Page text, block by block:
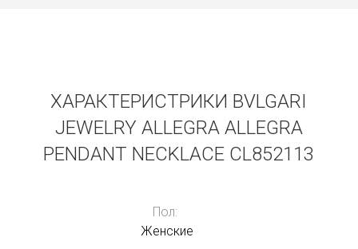
ХАРАКТЕРИСТРИКИ BVLGARI
JEWELRY ALLEGRA ALLEGRA
PENDANT NECKLACE CL852113
Пол:
Женские